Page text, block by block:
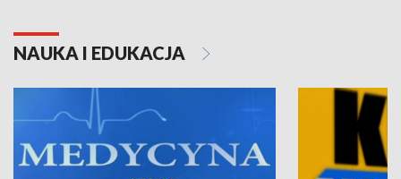
NAUKA I EDUKACJA